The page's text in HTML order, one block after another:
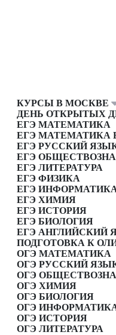
КУРСЫ В МОСКВЕ
ДЕНЬ ОТКРЫТЫХ
ЕГЭ МАТЕМАТИКА
ЕГЭ МАТЕМАТИКА
ЕГЭ РУССКИЙ
ЕГЭ
ЕГЭ ЛИТЕРАТУРА
ЕГЭ ФИЗИКА
ЕГЭ
ЕГЭ ХИМИЯ
ЕГЭ ИСТОРИЯ
ЕГЭ БИОЛОГИЯ
ЕГЭ АНГЛИЙСКИЙ
ПОДГОТОВКА К
ОГЭ МАТЕМАТИКА
ОГЭ РУССКИЙ
ОГЭ
ОГЭ ХИМИЯ
ОГЭ БИОЛОГИЯ
ОГЭ
ОГЭ ИСТОРИЯ
ОГЭ ЛИТЕРАТУРА